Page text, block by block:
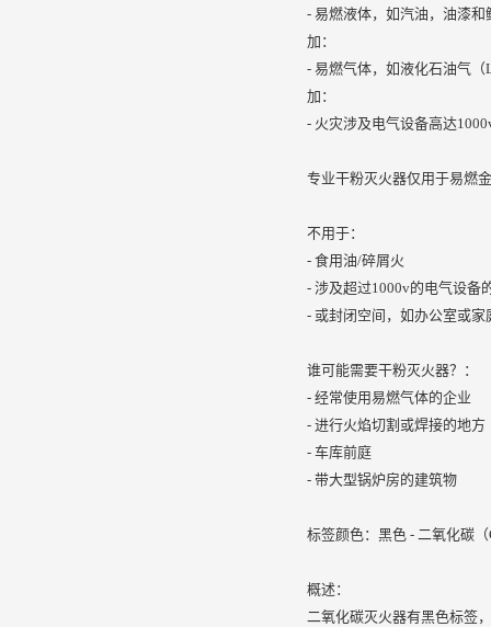
- 易燃液体，如汽油，油漆和
加：
- 易燃气体，如液化石油气（
加：
- 火灾涉及电气设备高达
专业干粉灭火器仅用于易燃
不用于：
- 食用油/碎屑火
- 涉及超过1000v的电气设备
- 或封闭空间，如办公室或家
谁可能需要干粉灭火器？：
- 经常使用易燃气体的企业
- 进行火焰切割或焊接的地方
- 车库前庭
- 带大型锅炉房的建筑物
标签颜色：黑色 - 二氧化碳
概述：
二氧化碳灭火器有黑色标签